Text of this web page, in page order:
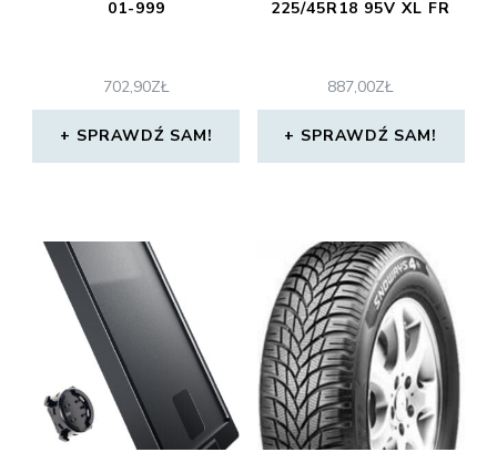
01-999
702,90ZŁ
SPRAWDŹ SAM!
225/45R18 95V XL FR
887,00ZŁ
SPRAWDŹ SAM!